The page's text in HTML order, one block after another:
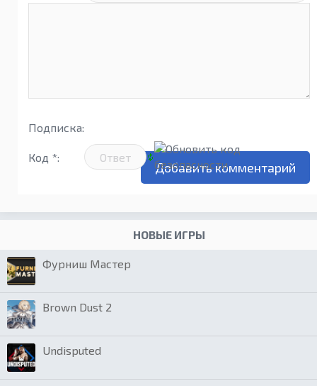
Подписка:
Код *:
НОВЫЕ ИГРЫ
Фурниш Мастер
Brown Dust 2
Undisputed